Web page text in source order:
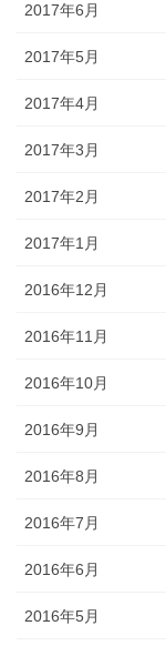
2017年6月
2017年5月
2017年4月
2017年3月
2017年2月
2017年1月
2016年12月
2016年11月
2016年10月
2016年9月
2016年8月
2016年7月
2016年6月
2016年5月